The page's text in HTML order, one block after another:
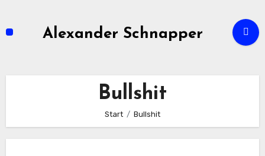
Alexander Schnapper
Bullshit
Start Bullshit